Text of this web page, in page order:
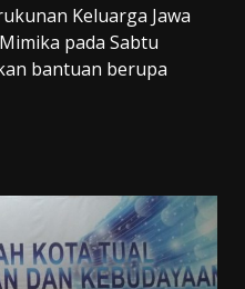
Keluarga Jawa
pada Sabtu
bantuan berupa